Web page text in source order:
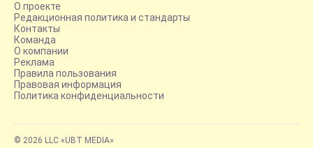
О проекте
Редакционная политика и стандарты
Контакты
Команда
О компании
Реклама
Правила пользования
Правовая информация
Политика конфиденциальности
© 2026 LLC «UBT MEDIA»